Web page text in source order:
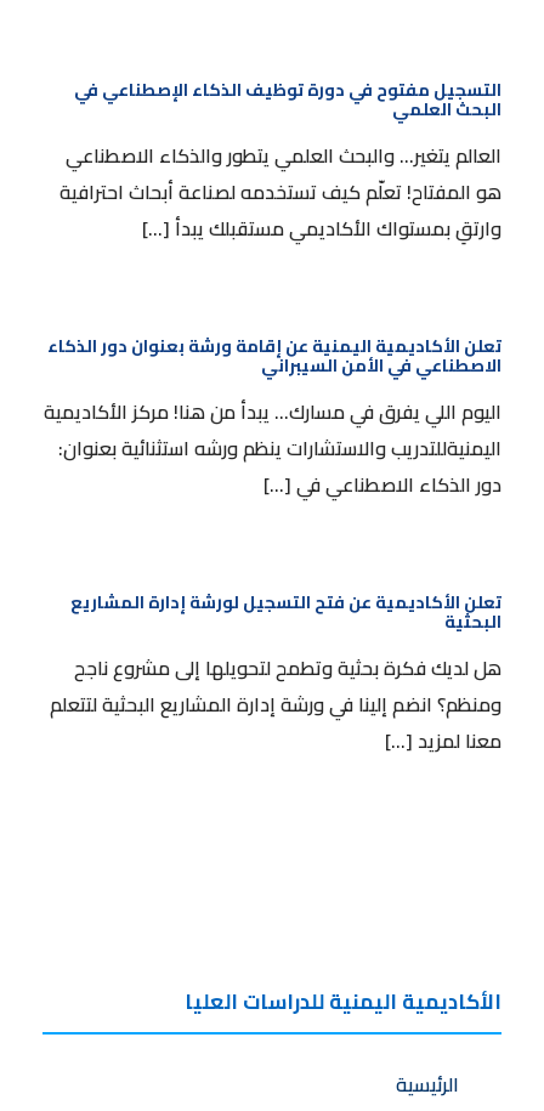
في البحث العلمي
التسجيل مفتوح في دورة توظيف الذكاء الإصطناعي في
البحث العلمي
العالم يتغير… والبحث العلمي يتطور والذكاء الاصطناعي
هو المفتاح! تعلّم كيف تستخدمه لصناعة أبحاث احترافية
وارتقِ بمستواك الأكاديمي مستقبلك يبدأ […]
الذكاء الاصطناعي في الأمن السيبراني
تعلن الأكاديمية اليمنية عن إقامة ورشة بعنوان دور الذكاء
الاصطناعي في الأمن السيبراني
اليوم اللي يفرق في مسارك… يبدأ من هنا! مركز الأكاديمية
اليمنيةللتدريب والاستشارات ينظم ورشه استثنائية بعنوان:
دور الذكاء الاصطناعي في […]
البحثية
تعلن الأكاديمية عن فتح التسجيل لورشة إدارة المشاريع
البحثية
هل لديك فكرة بحثية وتطمح لتحويلها إلى مشروع ناجح
ومنظم؟ انضم إلينا في ورشة إدارة المشاريع البحثية لتتعلم
معنا لمزيد […]
الأكاديمية اليمنية للدراسات العليا
الرئيسية